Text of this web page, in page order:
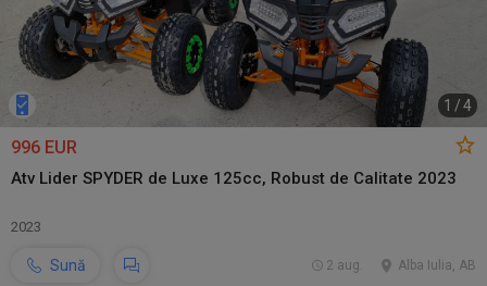
1 /4
996 EUR
Atv Lider SPYDER de Luxe 125cc, Robust de Calitate 2023
2023
Sună Alba Iulia, AB
2 aug.